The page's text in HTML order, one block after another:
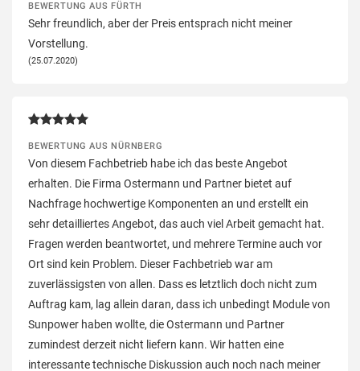
BEWERTUNG AUS FÜRTH
Sehr freundlich, aber der Preis entsprach nicht meiner
Vorstellung.
(25.07.2020)
BEWERTUNG AUS NÜRNBERG
Von diesem Fachbetrieb habe ich das beste Angebot
erhalten. Die Firma Ostermann und Partner bietet auf
Nachfrage hochwertige Komponenten an und erstellt ein
sehr detailliertes Angebot, das auch viel Arbeit gemacht hat.
Fragen werden beantwortet, und mehrere Termine auch vor
Ort sind kein Problem. Dieser Fachbetrieb war am
zuverlässigsten von allen. Dass es letztlich doch nicht zum
Auftrag kam, lag allein daran, dass ich unbedingt Module von
Sunpower haben wollte, die Ostermann und Partner
zumindest derzeit nicht liefern kann. Wir hatten eine
interessante technische Diskussion auch noch nach meiner